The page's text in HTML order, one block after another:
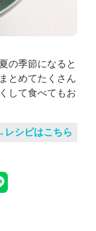
の季節になると
とめてたくさん
して食べてもお
レシピはこちら